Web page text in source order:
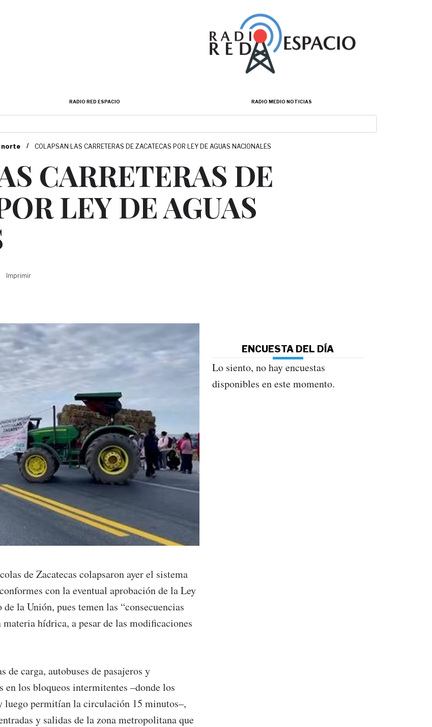
RADIO RED ESPACIO RADIO MEDIO NOTICIAS
norte / COLAPSAN LAS CARRETERAS DE ZACATECAS POR LEY DE AGUAS NACIONALES
CARRETERAS DE
LEY DE AGUAS
Imprimir
de Zacatecas colapsaron ayer el sistema
con la eventual aprobación de la Ley
la Unión, pues temen las “consecuencias
hídrica, a pesar de las modificaciones
carga, autobuses de pasajeros y
los bloqueos intermitentes –donde los
luego permitían la circulación 15 minutos–,
y salidas de la zona metropolitana que
ENCUESTA DEL DÍA
Lo siento, no hay encuestas
disponibles en este momento.